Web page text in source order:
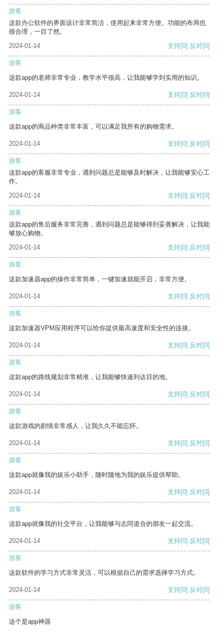
游客
这款办公软件的界面设计非常简洁，使用起来非常方便。功能的布局也
很合理，一目了然。
2024-01-14
支持[0] 反对[0]
游客
这款app的老师非常专业，教学水平很高，让我能够学到实用的知识。
2024-01-14 支持[0] 反对[0]
游客
这款app的商品种类非常丰富，可以满足我所有的购物需求。
2024-01-14 支持[0] 反对[0]
游客
这款app的客服非常专业，遇到问题总是能够及时解决，让我能够安心工
作。
2024-01-14
支持[0] 反对[0]
游客
这款app的售后服务非常完善，遇到问题总是能够得到妥善解决，让我能
够放心购物。
2024-01-14
支持[0] 反对[0]
游客
这款加速器app的操作非常简单，一键加速就能开启，非常方便。
2024-01-14 支持[0] 反对[0]
游客
这款加速器VPM应用程序可以给你提供最高速度和安全性的连接。
2024-01-14 支持[0] 反对[0]
游客
这款app的路线规划非常精准，让我能够快速到达目的地。
2024-01-14 支持[0] 反对[0]
游客
这款游戏的剧情非常感人，让我久久不能忘怀。
2024-01-14 支持[0] 反对[0]
游客
这款app就像我的娱乐小助手，随时随地为我的娱乐提供帮助。
2024-01-14 支持[0] 反对[0]
游客
这款app就像我的社交平台，让我能够与志同道合的朋友一起交流。
2024-01-14 支持[0] 反对[0]
游客
这款软件的学习方式非常灵活，可以根据自己的需求选择学习方式。
2024-01-14 支持[0] 反对[0]
游客
这个是app神器